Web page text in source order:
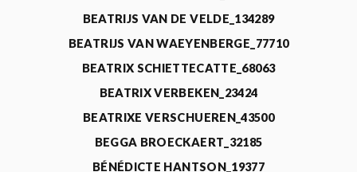
BEATRIJS VAN DE VELDE_134289
BEATRIJS VAN WAEYENBERGE_77710
BEATRIX SCHIETTECATTE_68063
BEATRIX VERBEKEN_23424
BEATRIXE VERSCHUEREN_43500
BEGGA BROECKAERT_32185
BÉNÉDICTE HANTSON_19377